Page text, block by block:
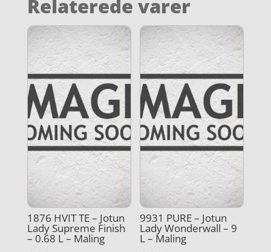
Relaterede varer
1876 HVIT TE – Jotun
Lady Supreme Finish
– 0.68 L – Maling
9931 PURE – Jotun
Lady Wonderwall – 9
L – Maling